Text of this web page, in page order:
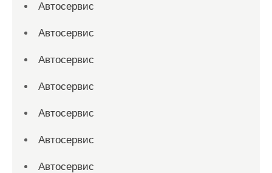
Автосервис
Автосервис
Автосервис
Автосервис
Автосервис
Автосервис
Автосервис